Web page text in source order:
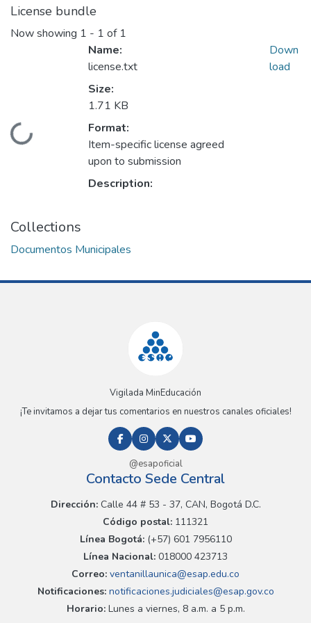
License bundle
Now showing 1 - 1 of 1
Loading...
Name:
license.txt
Size:
1.71 KB
Format:
Item-specific license agreed
upon to submission
Description:
Down
load
Collections
Documentos Municipales
Vigilada MinEducación
¡Te invitamos a dejar tus comentarios en nuestros canales oficiales!
@esapoficial
Contacto Sede Central
Dirección:Calle 44 # 53 - 37, CAN, Bogotá D.C.
Código postal: 111321
Línea Bogotá:(+57) 601 7956110
Línea Nacional: 018000 423713
Correo: ventanillaunica@esap.edu.co
Notificaciones:notificaciones.judiciales@esap.gov.co
Horario:Lunes a viernes, 8 a.m. a 5 p.m.